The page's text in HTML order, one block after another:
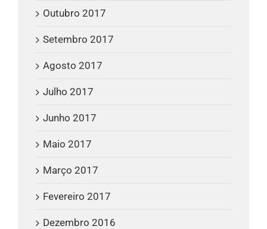
Outubro 2017
Setembro 2017
Agosto 2017
Julho 2017
Junho 2017
Maio 2017
Março 2017
Fevereiro 2017
Dezembro 2016